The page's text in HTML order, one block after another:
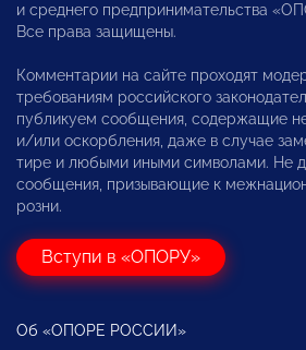
и среднего предпринимательства
Все права защищены.
Комментарии на сайте проходят
требованиям российского
публикуем сообщения, содержащие
и/или оскорбления, даже в случае
тире и любыми иными символами. Не
сообщения, призывающие к
розни.
Вступи в «ОПОРУ»
Об «ОПОРЕ РОССИИ»